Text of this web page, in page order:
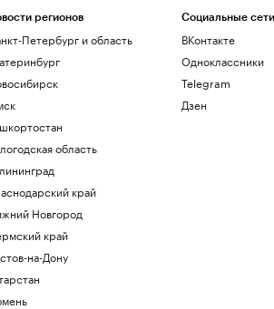
регионов
Петербург и область
область
край
Новгород
край
на-Дону
Социальные сети
ВКонтакте
Одноклассники
Telegram
Дзен